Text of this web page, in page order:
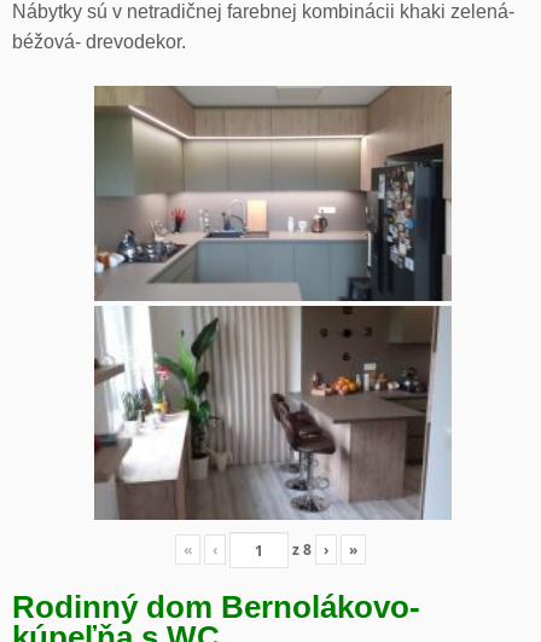
Nábytky sú v netradičnej farebnej kombinácii khaki zelená-
béžová- drevodekor.
« ‹ z8 › »
Rodinný dom Bernolákovo-